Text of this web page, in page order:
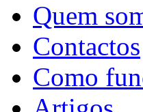
Quem
Contactos
Como